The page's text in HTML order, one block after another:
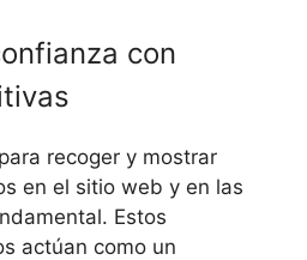
con
recoger y mostrar
en el sitio web y en las
Estos
actúan como un